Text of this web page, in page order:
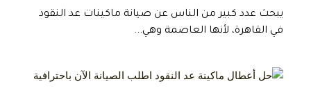
يبحث عدد كبير من الناس عن صيانة ماكينات عد النقود
في القاهرة، لأنها العاصمة وهي...